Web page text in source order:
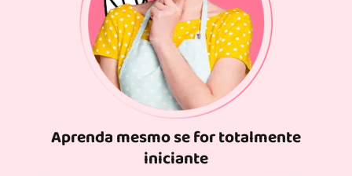
Aprenda mesmo se for totalmente
iniciante